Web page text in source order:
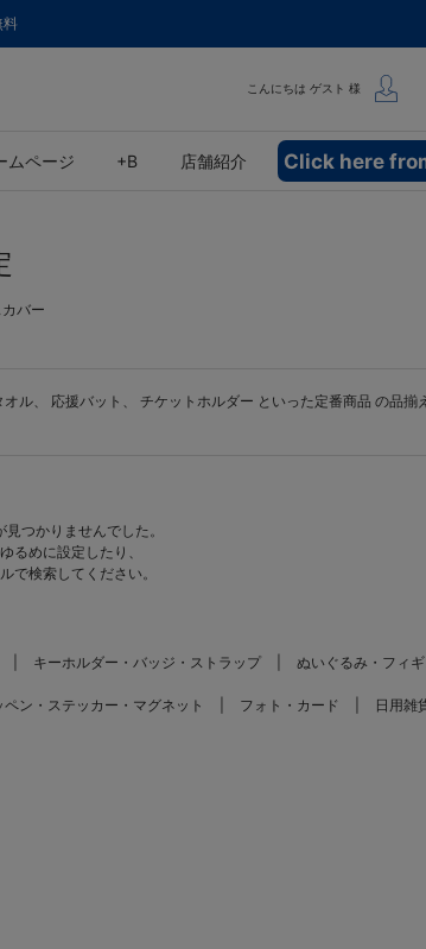
せ
こんにちは ゲスト 様
ムページ +B 店舗紹介 Click here
バー
オル、 応援バット 、 チケットホルダー といった定番商品 の品揃
つかりませんでした。
るめに設定したり、
で検索してください。
キーホルダー・バッジ・ストラップ ぬいぐるみ・フィ
ペン・ステッカー・マグネット フォト・カード 日用雑